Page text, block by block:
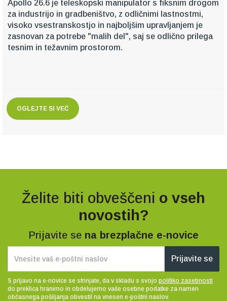
Apollo 26.6 je teleskopski manipulator s fiksnim drogom
za industrijo in gradbeništvo, z odličnimi lastnostmi,
visoko vsestranskostjo in najboljšim upravljanjem je
zasnovan za potrebe "malih del", saj se odlično prilega
tesnim in težavnim prostorom.
OGLEJTE SI VEČ
Želite biti obveščeni o vseh
novostih?
Prijavite se na brezplačne e-novice
Prijavite se
S prijavo na e-novice se strinjate, da v skladu s svojo politiko zasebnosti
do preklica hranimo in obdelujemo vaše osebne podatke za namen
občasnega pošiljanja obvestil na vnesen e-poštni naslov.